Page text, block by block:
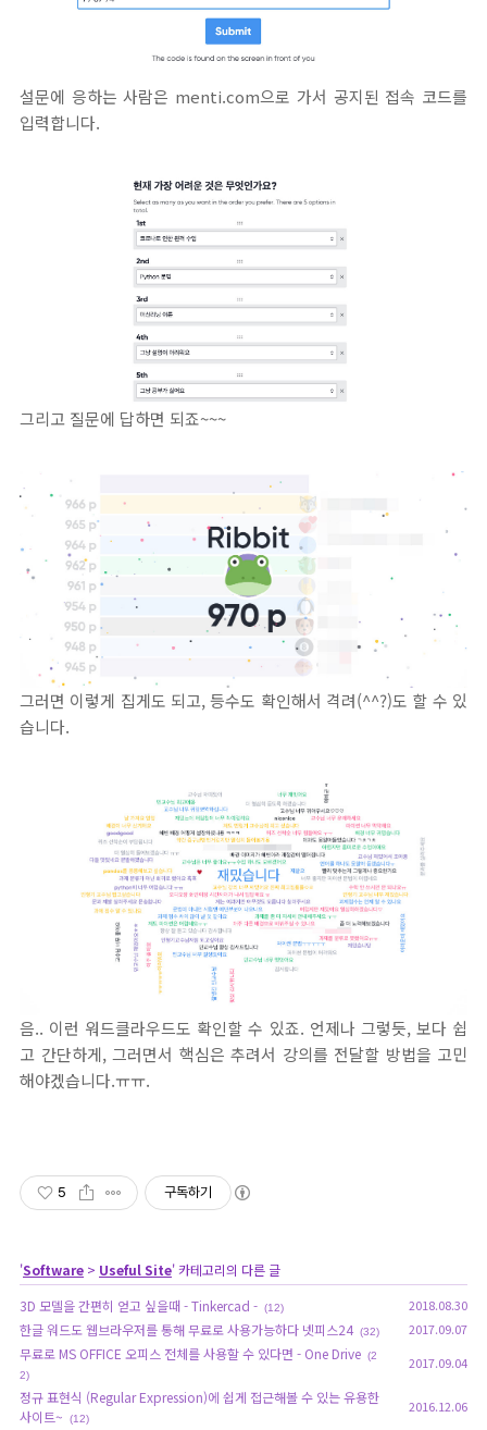
설문에 응하는 사람은 menti.com으로 가서 공지된 접속 코드를
입력합니다.
그리고 질문에 답하면 되죠~~~
그러면 이렇게 집게도 되고, 등수도 확인해서 격려(^^?)도 할 수 있
습니다.
음.. 이런 워드클라우드도 확인할 수 있죠. 언제나 그렇듯, 보다 쉽
고 간단하게, 그러면서 핵심은 추려서 강의를 전달할 방법을 고민
해야겠습니다.ㅠㅠ.
5 구독하기
'Software > Useful Site' 카테고리의 다른 글
3D 모델을 간편히 얻고 싶을때 - Tinkercad - (12) 2018.08.30
한글 워드도 웹브라우저를 통해 무료로 사용가능하다 넷피스24 (32) 2017.09.07
무료로 MS OFFICE 오피스 전체를 사용할 수 있다면 - One Drive (2
2)
2017.09.04
정규 표현식 (Regular Expression)에 쉽게 접근해볼 수 있는 유용한
사이트~
(12)
2016.12.06